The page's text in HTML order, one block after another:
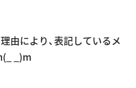
由により、表記しているメ
_)m